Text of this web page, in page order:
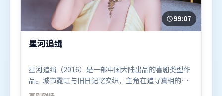
99:07
星河追缉
星河追缉（2016）是一部中国大陆出品的喜剧类型作
品。城市霓虹与旧日记忆交织，主角在追寻真相的路
上不断付出代价。摄影与美术共同营造出强烈地域气